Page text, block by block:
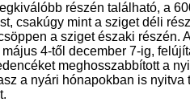
részén található, a
csakúgy mint a sziget déli
a sziget északi részén.
4-től december 7-ig,
meghosszabbított a
a nyári hónapokban is nyitva